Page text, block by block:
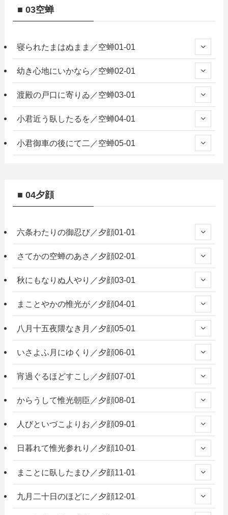
■ 03空蝉
寝られたまはぬまま／空蝉01-01
幼き心地にいかなら／空蝉02-01
渡殿の戸口に寄りゐ／空蝉03-01
小君近う臥したるを／空蝉04-01
小君御車の後にて二／空蝉05-01
■ 04夕顔
六条わたりの御忍び／夕顔01-01
さてかの空蝉のあさ／夕顔02-01
秋にもなりぬ人やり／夕顔03-01
まことやかの惟光が／夕顔04-01
八月十五夜隈なき月／夕顔05-01
いさよふ月にゆくり／夕顔06-01
宵過ぐるほどすこし／夕顔07-01
からうして惟光朝臣／夕顔08-01
人びといづこよりお／夕顔09-01
日暮れて惟光参れり／夕顔10-01
まことに臥したまひ／夕顔11-01
九月二十日のほどに／夕顔12-01